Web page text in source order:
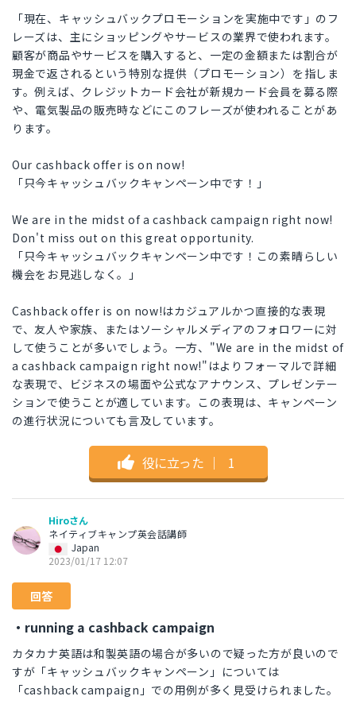
「現在、キャッシュバックプロモーションを実施中です」のフ
レーズは、主にショッピングやサービスの業界で使われます。
顧客が商品やサービスを購入すると、一定の金額または割合が
現金で返されるという特別な提供（プロモーション）を指しま
す。例えば、クレジットカード会社が新規カード会員を募る際
や、電気製品の販売時などにこのフレーズが使われることがあ
ります。
Our cashback offer is on now!
「只今キャッシュバックキャンペーン中です！」
We are in the midst of a cashback campaign right now!
Don't miss out on this great opportunity.
「只今キャッシュバックキャンペーン中です！この素晴らしい
機会をお見逃しなく。」
Cashback offer is on now!はカジュアルかつ直接的な表現
で、友人や家族、またはソーシャルメディアのフォロワーに対
して使うことが多いでしょう。一方、"We are in the midst of
a cashback campaign right now!"はよりフォーマルで詳細
な表現で、ビジネスの場面や公式なアナウンス、プレゼンテー
ションで使うことが適しています。この表現は、キャンペーン
の進行状況についても言及しています。
役に立った ｜ 1
Hiroさん
ネイティブキャンプ英会話講師
Japan
2023/01/17 12:07
回答
・running a cashback campaign
カタカナ英語は和製英語の場合が多いので疑った方が良いので
すが「キャッシュバックキャンペーン」については
「cashback campaign」での用例が多く見受けられました。